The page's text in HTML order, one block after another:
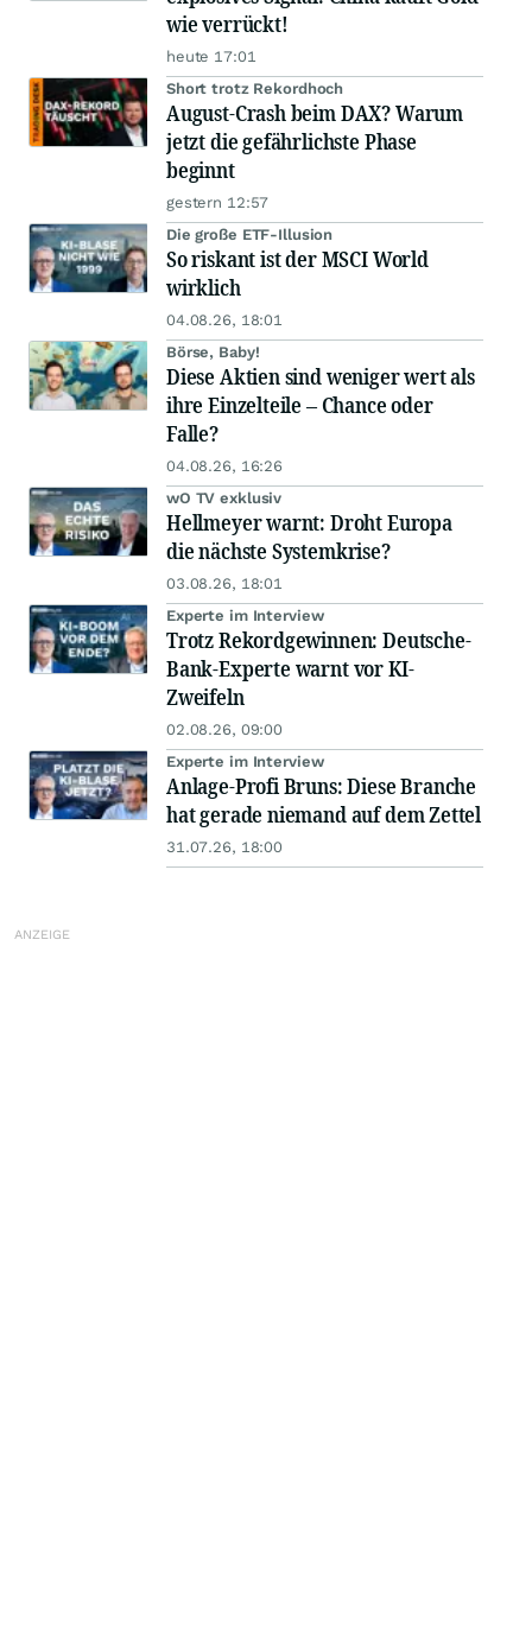
wie verrückt!
heute 17:01
Short trotz Rekordhoch
August-Crash beim DAX? Warum
jetzt die gefährlichste Phase
beginnt
gestern 12:57
Die große ETF-Illusion
So riskant ist der MSCI World
wirklich
04.08.26, 18:01
Börse, Baby!
Diese Aktien sind weniger wert als
ihre Einzelteile – Chance oder
Falle?
04.08.26, 16:26
wO TV exklusiv
Hellmeyer warnt: Droht Europa
die nächste Systemkrise?
03.08.26, 18:01
Experte im Interview
Trotz Rekordgewinnen: Deutsche-
Bank-Experte warnt vor KI-
Zweifeln
02.08.26, 09:00
Experte im Interview
Anlage-Profi Bruns: Diese Branche
hat gerade niemand auf dem Zettel
31.07.26, 18:00